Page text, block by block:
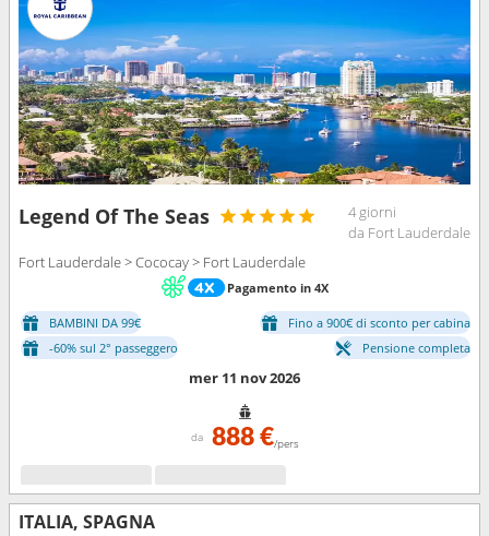
Legend Of The Seas
4 giorni
da Fort Lauderdale
Fort Lauderdale > Cococay > Fort Lauderdale
Pagamento in 4X
BAMBINI DA 99€
Fino a 900€ di sconto per cabina
-60% sul 2° passeggero
Pensione completa
mer 11 nov 2026
da 888 €/pers
ITALIA, SPAGNA